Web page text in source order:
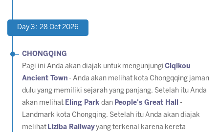
Day 3 : 28 Oct 2026
CHONGQING
Pagi ini Anda akan diajak untuk mengunjungi Ciqikou
Ancient Town - Anda akan melihat kota Chongqqing jaman
dulu yang memiliki sejarah yang panjang. Setelah itu Anda
akan melihat Eling Park dan People's Great Hall
-
Landmark kota Chongqing. Setelah itu Anda akan diajak
melihat Liziba Railwayyang terkenal karena kereta